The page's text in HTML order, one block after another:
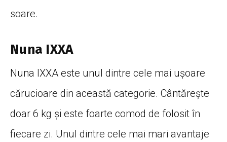
soare.
Nuna IXXA
Nuna IXXA este unul dintre cele mai ușoare
cărucioare din această categorie. Cântărește
doar 6 kg și este foarte comod de folosit în
fiecare zi. Unul dintre cele mai mari avantaje